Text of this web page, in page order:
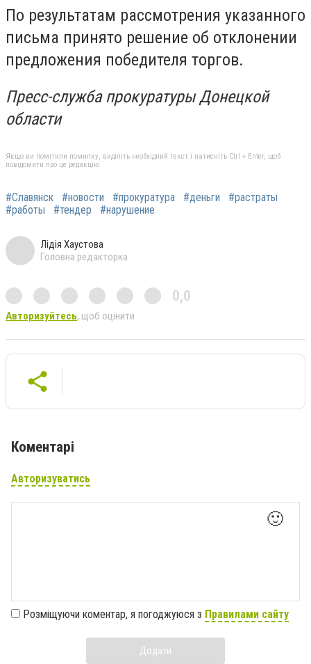
По результатам рассмотрения указанного
письма принято решение об отклонении
предложения победителя торгов.
Пресс-служба прокуратуры Донецкой
области
Якщо ви помітили помилку, виділіть необхідний текст і натисніть Ctrl + Enter, щоб
повідомити про це редакцію
#Славянск #новости #прокуратура #деньги
#растраты
#работы
#тендер #нарушение
Лідія Хаустова
Головна редакторка
0,0
Авторизуйтесь, щоб оцінити
Коментарі
Авторизуватись
🙂
Розміщуючи коментар, я погоджуюся з Правилами сайту
Додати